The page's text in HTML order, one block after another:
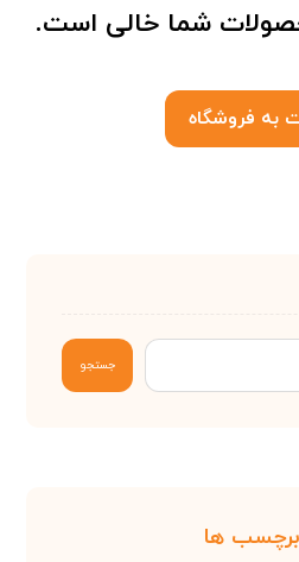
شما خالی است.
به فروشگاه
جستجو
برچسب ها